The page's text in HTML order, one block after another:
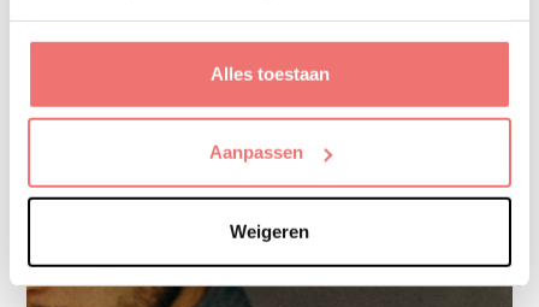
Alles toestaan
Aanpassen
Weigeren